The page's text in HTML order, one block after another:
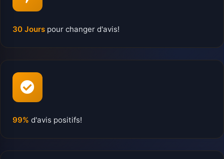
30 Jours pour changer d'avis!
99% d'avis positifs!